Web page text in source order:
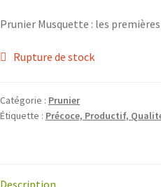
Prunier Musquette : les
Rupture de stock
Catégorie : Prunier
Étiquette : Précoce, Productif,
Description